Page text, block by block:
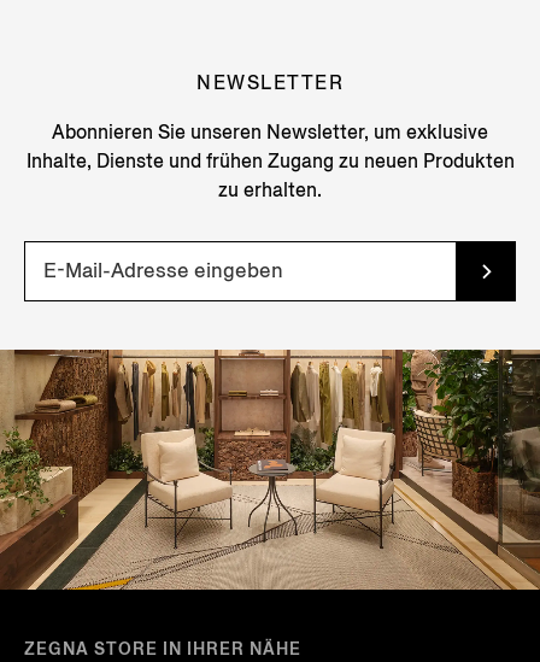
NEWSLETTER
Abonnieren Sie unseren Newsletter, um exklusive
Inhalte, Dienste und frühen Zugang zu neuen Produkten
zu erhalten.
ZEGNA STORE IN IHRER NÄHE